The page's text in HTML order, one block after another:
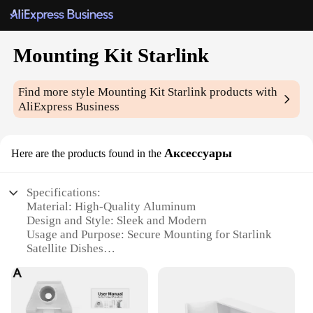
Mounting Kit Starlink
Find more styleMounting Kit Starlink products with
AliExpress Business
Here are the products found in the Аксессуары
Specifications:
Material: High-Quality Aluminum
Design and Style: Sleek and Modern
Usage and Purpose: Secure Mounting for Starlink
Satellite Dishes
and Compact
Performance and Property: Durable and Weather-